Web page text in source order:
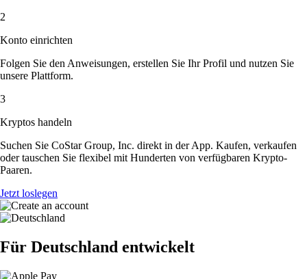
2
Konto einrichten
Folgen Sie den Anweisungen, erstellen Sie Ihr Profil und nutzen Sie
unsere Plattform.
3
Kryptos handeln
Suchen Sie CoStar Group, Inc. direkt in der App. Kaufen, verkaufen
oder tauschen Sie flexibel mit Hunderten von verfügbaren Krypto-
Paaren.
Jetzt loslegen
Für Deutschland entwickelt